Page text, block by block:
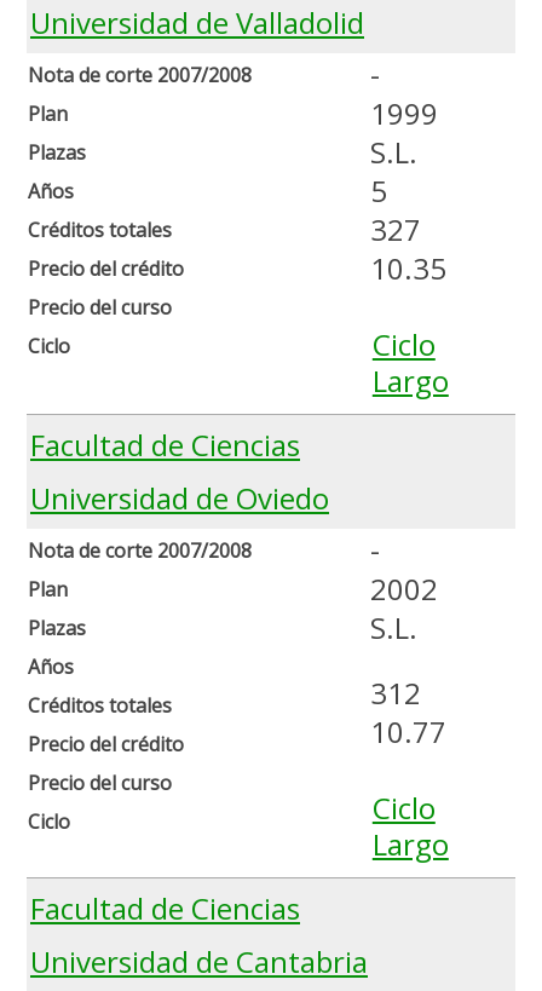
Universidad de Valladolid
Nota de corte 2007/2008
Plan
Plazas
Años
Créditos totales
Precio del crédito
Precio del curso
Ciclo
-
1999
S.L.
5
327
10.35
Ciclo
Largo
Facultad de Ciencias
Universidad de Oviedo
Nota de corte 2007/2008
Plan
Plazas
Años
Créditos totales
Precio del crédito
Precio del curso
Ciclo
-
2002
S.L.
312
10.77
Ciclo
Largo
Facultad de Ciencias
Universidad de Cantabria